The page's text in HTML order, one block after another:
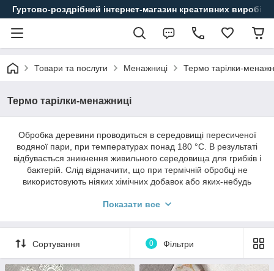
Гуртово-роздрібний інтернет-магазин креативних виробів
Товари та послуги Менажниці Термо тарілки-
Термо тарілки-менажниці
Обробка деревини проводиться в середовищі пересиченої
водяної пари, при температурах понад 180 °С. В результаті
відбувається зникнення живильного середовища для грибків і
бактерій. Слід відзначити, що при термічній обробці не
використовують ніяких хімічних добавок або яких-небудь
деревина залишатися екологічно чистим матеріалом, ще й
Показати все
Сортування 0 Фільтри